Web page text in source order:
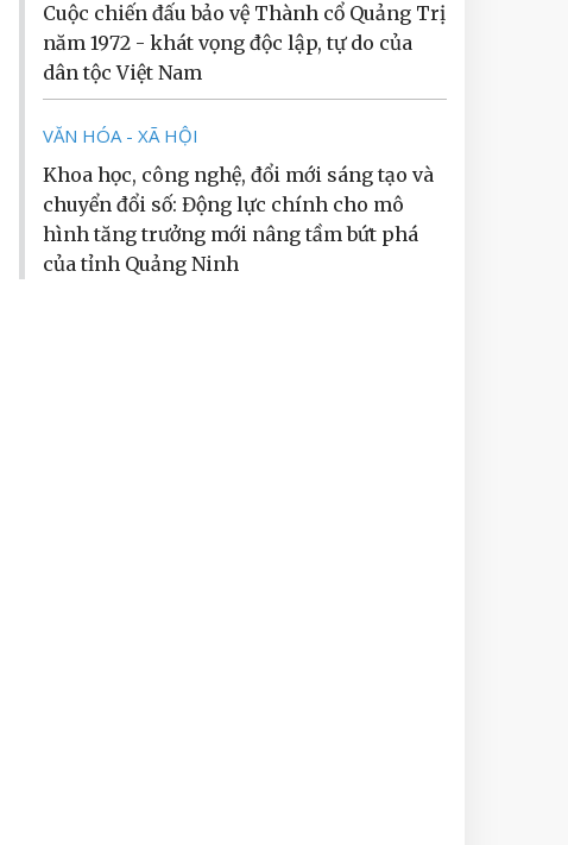
Cuộc chiến đấu bảo vệ Thành cổ Quảng Trị
năm 1972 - khát vọng độc lập, tự do của
dân tộc Việt Nam
VĂN HÓA - XÃ HỘI
Khoa học, công nghệ, đổi mới sáng tạo và
chuyển đổi số: Động lực chính cho mô
hình tăng trưởng mới nâng tầm bứt phá
của tỉnh Quảng Ninh